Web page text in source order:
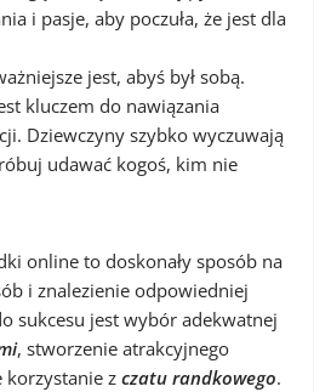
i pasje, aby poczuła, że jest dla
jest, abyś był sobą.
kluczem do nawiązania
Dziewczyny szybko wyczuwają
udawać kogoś, kim nie
online to doskonały sposób na
i znalezienie odpowiedniej
sukcesu jest wybór adekwatnej
, stworzenie atrakcyjnego
z czatu randkowego.